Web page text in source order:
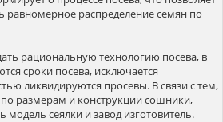
равномерное распределение семян по
рациональную технологию посева, в
сроки посева, исключается
ликвидируются просевы. В связи с тем,
размерам и конструкции сошники,
модель сеялки и завод изготовитель.